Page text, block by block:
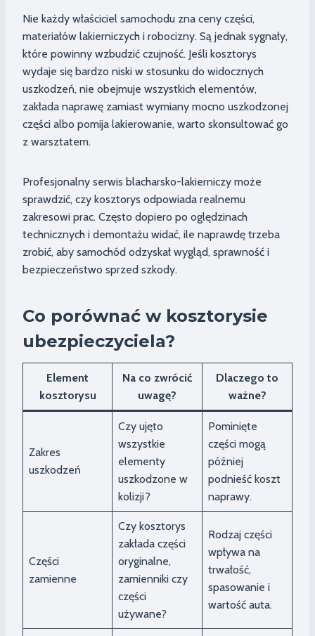
Nie każdy właściciel samochodu zna ceny części,
materiałów lakierniczych i robocizny. Są jednak sygnały,
które powinny wzbudzić czujność. Jeśli kosztorys
wydaje się bardzo niski w stosunku do widocznych
uszkodzeń, nie obejmuje wszystkich elementów,
zakłada naprawę zamiast wymiany mocno uszkodzonej
części albo pomija lakierowanie, warto skonsultować go
z warsztatem.
Profesjonalny serwis blacharsko-lakierniczy może
sprawdzić, czy kosztorys odpowiada realnemu
zakresowi prac. Często dopiero po oględzinach
technicznych i demontażu widać, ile naprawdę trzeba
zrobić, aby samochód odzyskał wygląd, sprawność i
bezpieczeństwo sprzed szkody.
Co porównać w kosztorysie
ubezpieczyciela?
Element
kosztorysu
Na co zwrócić
uwagę?
Dlaczego to
ważne?
Zakres
uszkodzeń
Czy ujęto
wszystkie
elementy
uszkodzone w
kolizji?
Pominięte
części mogą
później
podnieść koszt
naprawy.
Części
zamienne
Czy kosztorys
zakłada części
oryginalne,
zamienniki czy
części
używane?
Rodzaj części
wpływa na
trwałość,
spasowanie i
wartość auta.